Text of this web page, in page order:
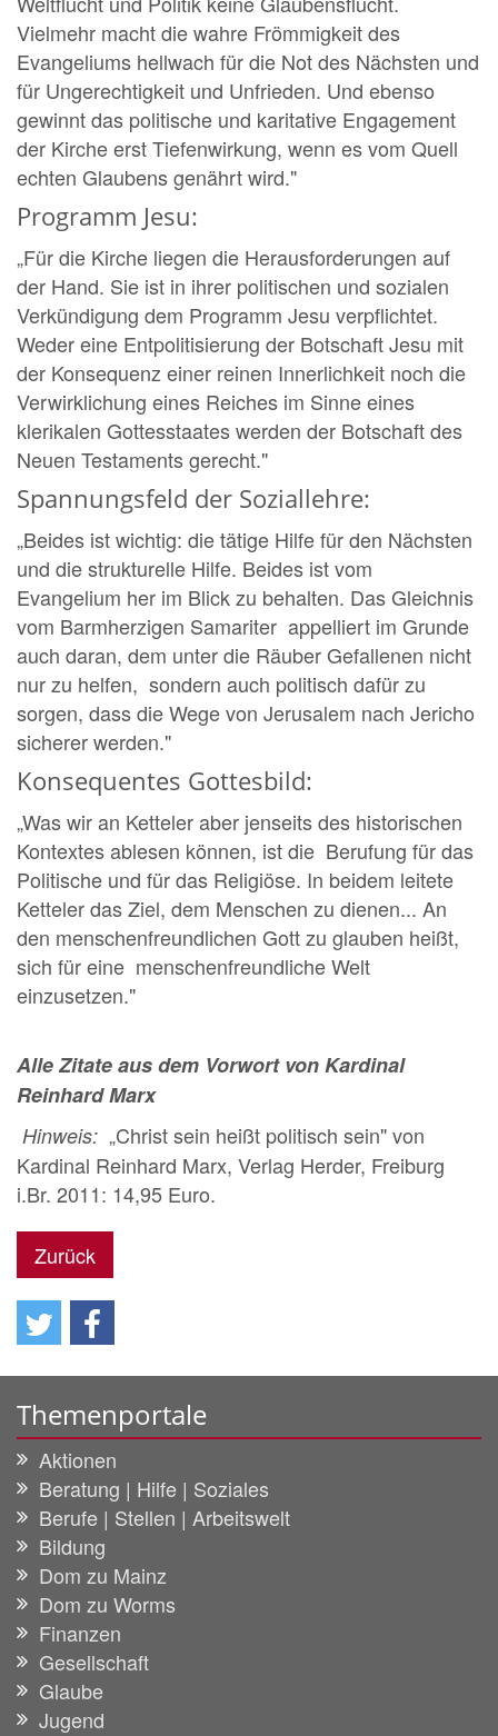
Vielmehr macht die wahre Frömmigkeit des
Evangeliums hellwach für die Not des Nächsten und
für Ungerechtigkeit und Unfrieden. Und ebenso
gewinnt das politische und karitative Engagement
der Kirche erst Tiefenwirkung, wenn es vom Quell
echten Glaubens genährt wird."
Programm Jesu:
„Für die Kirche liegen die Herausforderungen auf
der Hand. Sie ist in ihrer politischen und sozialen
Verkündigung dem Programm Jesu verpflichtet.
Weder eine Entpolitisierung der Botschaft Jesu mit
der Konsequenz einer reinen Innerlichkeit noch die
Verwirklichung eines Reiches im Sinne eines
klerikalen Gottesstaates werden der Botschaft des
Neuen Testaments gerecht."
Spannungsfeld der Soziallehre:
„Beides ist wichtig: die tätige Hilfe für den Nächsten
und die strukturelle Hilfe. Beides ist vom
Evangelium her im Blick zu behalten. Das Gleichnis
vom Barmherzigen Samariter appelliert im Grunde
auch daran, dem unter die Räuber Gefallenen nicht
nur zu helfen, sondern auch politisch dafür zu
sorgen, dass die Wege von Jerusalem nach Jericho
sicherer werden."
Konsequentes Gottesbild:
„Was wir an Ketteler aber jenseits des historischen
Kontextes ablesen können, ist die Berufung für das
Politische und für das Religiöse. In beidem leitete
Ketteler das Ziel, dem Menschen zu dienen... An
den menschenfreundlichen Gott zu glauben heißt,
sich für eine menschenfreundliche Welt
einzusetzen."
Alle Zitate aus dem Vorwort von Kardinal
Reinhard Marx
Hinweis: „Christ sein heißt politisch sein" von
Kardinal Reinhard Marx, Verlag Herder, Freiburg
i.Br. 2011: 14,95 Euro.
Zurück
Themenportale
Aktionen
Beratung | Hilfe | Soziales
Berufe | Stellen | Arbeitswelt
Bildung
Dom zu Mainz
Dom zu Worms
Finanzen
Gesellschaft
Glaube
Jugend